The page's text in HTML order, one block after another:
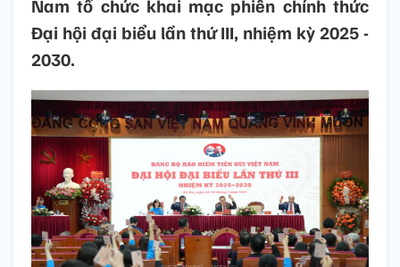
Nam tổ chức khai mạc phiên chính thức
Đại hội đại biểu lần thứ III, nhiệm kỳ 2025 -
2030.